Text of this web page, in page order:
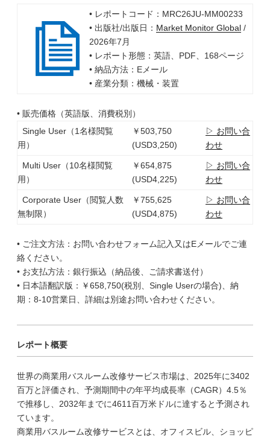
• レポートコード：MRC26JU-MM00233
• 出版社/出版日： Market Monitor Global/
2026年7月
• レポート形態：英語、PDF、168ページ
• 納品方法：Eメール
• 産業分類：機械・装置
• 販売価格（英語版、消費税別）
Single User（1名様閲覧
用）
￥503,750
(USD3,250)
▷ お問い合
わせ
Multi User（10名様閲覧
用）
￥654,875
(USD4,225)
▷ お問い合
わせ
Corporate User（閲覧人数
無制限）
￥755,625
(USD4,875)
▷ お問い合
わせ
• ご注文方法：お問い合わせフォーム記入又はEメールでご連
絡ください。
• お支払方法：銀行振込（納品後、ご請求書送付）
• 日本語翻訳版：￥658,750(税別、Single Userの場合)、納
期：8-10営業日、詳細は別途お問い合わせください。
レポート概要
世界の商業用バスルーム改修サービス市場は、2025年に3402
百万と評価され、予測期間中の年平均成長率（CAGR）4.5％
で推移し、2032年までに4611百万米ドルに達すると予測され
ています。
商業用バスルーム改修サービスとは、オフィスビル、ショッピ